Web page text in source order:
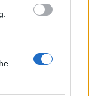
com